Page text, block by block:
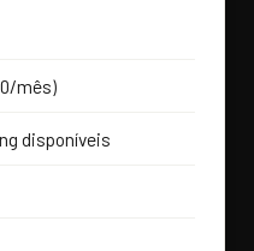
mês)
disponíveis